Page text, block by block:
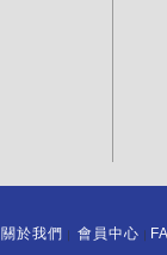
關於我們 會員中心